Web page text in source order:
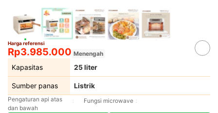
Harga referensi
Rp3.985.000 Menengah
Kapasitas 25 liter
Sumber panas Listrik
Pengaturan api atas
dan bawah
Fungsi microwave